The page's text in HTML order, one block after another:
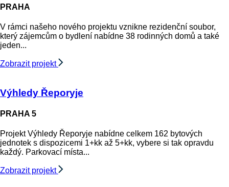
PRAHA
V rámci našeho nového projektu vznikne rezidenční soubor,
který zájemcům o bydlení nabídne 38 rodinných domů a také
jeden...
Zobrazit projekt
Výhledy Řeporyje
PRAHA 5
Projekt Výhledy Řeporyje nabídne celkem 162 bytových
jednotek s dispozicemi 1+kk až 5+kk, vybere si tak opravdu
každý. Parkovací místa...
Zobrazit projekt